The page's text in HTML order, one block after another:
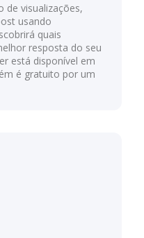
de visualizações,
usando
quais
resposta do seu
está disponível em
é gratuito por um